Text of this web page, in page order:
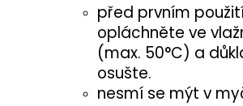
před prvním
opláchněte ve
(max. 50°C) a
osušte.
nesmí se mýt v